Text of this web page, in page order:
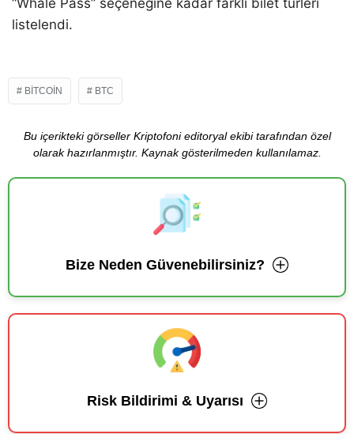
“Whale Pass” seçeneğine kadar farklı bilet türleri
listelendi.
BITCOIN BTC
Bu içerikteki görseller Kriptofoni editoryal ekibi tarafından özel
olarak hazırlanmıştır. Kaynak gösterilmeden kullanılamaz.
Bize Neden Güvenebilirsiniz?
Risk Bildirimi & Uyarısı